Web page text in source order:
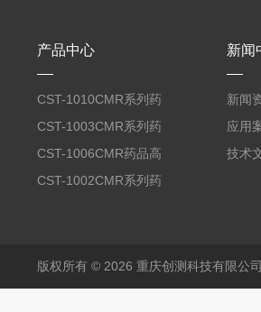
产品中心
CST-1010CMR系列药
品高温试验箱
CST-1003CMR系列药
品高温试验箱
CST-1006CMR药品高
温试验箱
CST-1002CMR系列药
新闻
新闻
应用
技术
版权所有 © 2026 重庆创测科技有限公